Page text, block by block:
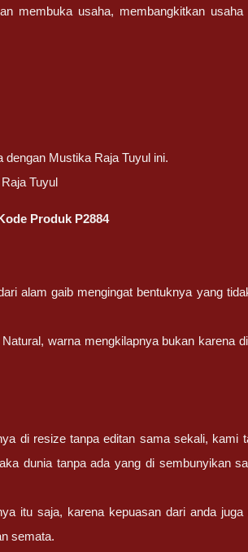
membuka usaha, membangkitkan
Mustika Raja Tuyul ini.
Tuyul
Produk P2884
alam gaib mengingat bentuknya yang
warna mengkilapnya bukan karena
di resize tanpa editan sama sekali, kami
dunia tanpa ada yang di sembunyikan
itu saja, karena kepuasan dari anda juga
semata.